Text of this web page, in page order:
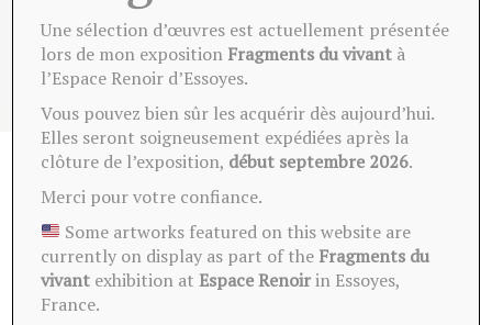
Ces oeuvres peuvent vous
intéresser
Une sélection d’œuvres est actuellement présentée
lors de mon exposition Fragments du vivant à
l’Espace Renoir d’Essoyes.
Vous pouvez bien sûr les acquérir dès aujourd’hui.
Elles seront soigneusement expédiées après la
clôture de l’exposition, début septembre 2026.
Merci pour votre confiance.
Some artworks featured on this website are
currently on display as part of the Fragments du
vivant exhibition atEspace Renoirin Essoyes,
France.